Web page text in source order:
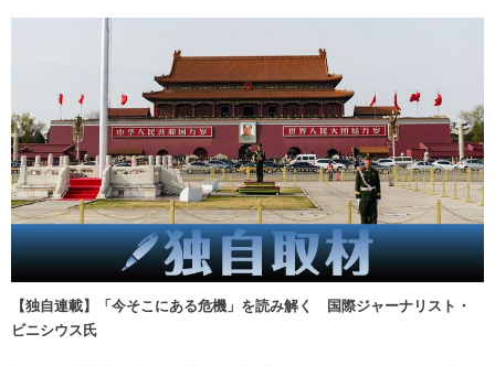
【独自連載】「今そこにある危機」を読み解く 国際ジャーナリスト・
ビニシウス氏